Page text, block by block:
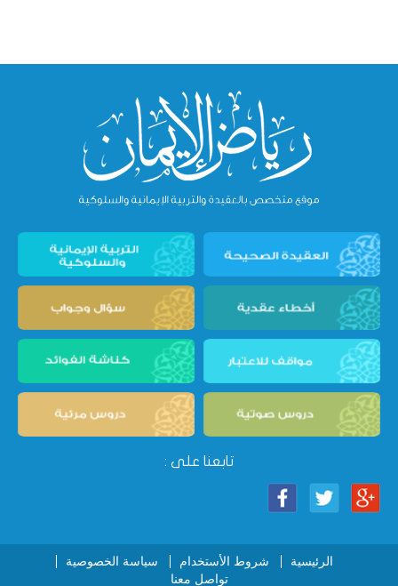
تابعنا على :
الرئيسية شروط الأستخدام
سياسة الخصوصية
تواصل معنا